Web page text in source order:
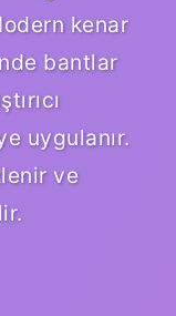
kenar
bantlar
uygulanır.
ve